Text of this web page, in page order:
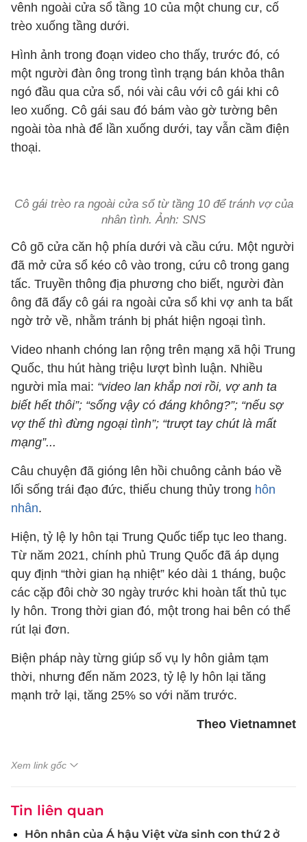
vênh ngoài cửa sổ tầng 10 của một chung cư, cố
trèo xuống tầng dưới.
Hình ảnh trong đoạn video cho thấy, trước đó, có
một người đàn ông trong tình trạng bán khỏa thân
ngó đầu qua cửa sổ, nói vài câu với cô gái khi cô
leo xuống. Cô gái sau đó bám vào gờ tường bên
ngoài tòa nhà để lần xuống dưới, tay vẫn cầm điện
thoại.
Cô gái trèo ra ngoài cửa sổ từ tầng 10 để tránh vợ của
nhân tình. Ảnh: SNS
Cô gõ cửa căn hộ phía dưới và cầu cứu. Một người
đã mở cửa sổ kéo cô vào trong, cứu cô trong gang
tấc. Truyền thông địa phương cho biết, người đàn
ông đã đẩy cô gái ra ngoài cửa sổ khi vợ anh ta bất
ngờ trở về, nhằm tránh bị phát hiện ngoại tình.
Video nhanh chóng lan rộng trên mạng xã hội Trung
Quốc, thu hút hàng triệu lượt bình luận. Nhiều
người mỉa mai: “video lan khắp nơi rồi, vợ anh ta
biết hết thôi”; “sống vậy có đáng không?”; “nếu sợ
vợ thế thì đừng ngoại tình”; “trượt tay chút là mất
mạng”...
Câu chuyện đã gióng lên hồi chuông cảnh báo về
lối sống trái đạo đức, thiếu chung thủy trong hôn
nhân.
Hiện, tỷ lệ ly hôn tại Trung Quốc tiếp tục leo thang.
Từ năm 2021, chính phủ Trung Quốc đã áp dụng
quy định “thời gian hạ nhiệt” kéo dài 1 tháng, buộc
các cặp đôi chờ 30 ngày trước khi hoàn tất thủ tục
ly hôn. Trong thời gian đó, một trong hai bên có thể
rút lại đơn.
Biện pháp này từng giúp số vụ ly hôn giảm tạm
thời, nhưng đến năm 2023, tỷ lệ ly hôn lại tăng
mạnh trở lại, tăng 25% so với năm trước.
Theo Vietnamnet
Xem link gốc
Tin liên quan
Hôn nhân của Á hậu Việt vừa sinh con thứ 2 ở